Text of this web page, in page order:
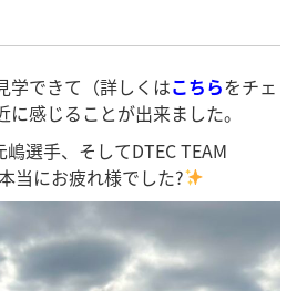
学できて（詳しくはこちらをチェ
感じることが出来ました。
選手、そしてDTEC TEAM
当にお疲れ様でした?